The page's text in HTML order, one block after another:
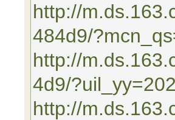
http://
484d9/
http://
4d9/
http://